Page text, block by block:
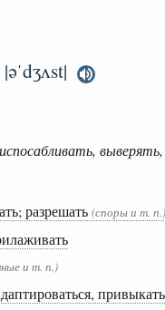
|əˈdʒʌst|
разрешать (споры и т. п.)
и т. п.)
привыкать